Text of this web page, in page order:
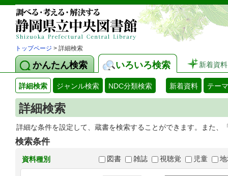
トップページ > 詳細検索
かんたん検索 いろいろ検索 新着資料
詳細検索 ジャンル検索 NDC分類検索 新着資料 テー
詳細検索
詳細な条件を設定して、蔵書を検索することができます。また
検索条件
資料種別 図書 雑誌 視聴覚 児童